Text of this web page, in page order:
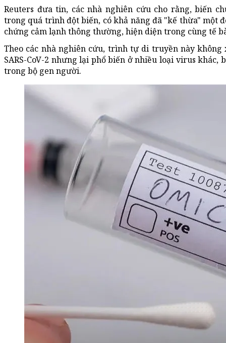
Reuters đưa tin, các nhà nghiên cứu cho rằng, biến
trong quá trình đột biến, có khả năng đã "kế thừa" một
chứng cảm lạnh thông thường, hiện diện trong cùng tế
Theo các nhà nghiên cứu, trình tự di truyền này
SARS-CoV-2 nhưng lại phổ biến ở nhiều loại virus
trong bộ gen người.